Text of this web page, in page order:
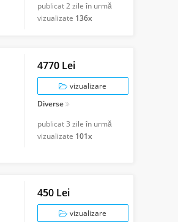
publicat2 zile în urmă
vizualizate 136x
4770 Lei
vizualizare
Diverse
publicat3 zile în urmă
vizualizate 101x
450 Lei
vizualizare